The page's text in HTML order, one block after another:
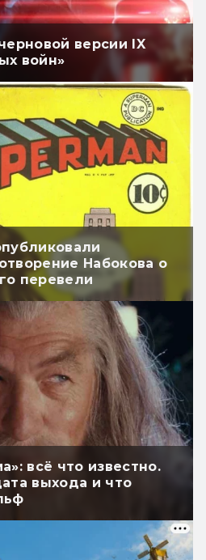
версии IX
войн»
Набокова о
перевели
всё что известно.
выхода и что